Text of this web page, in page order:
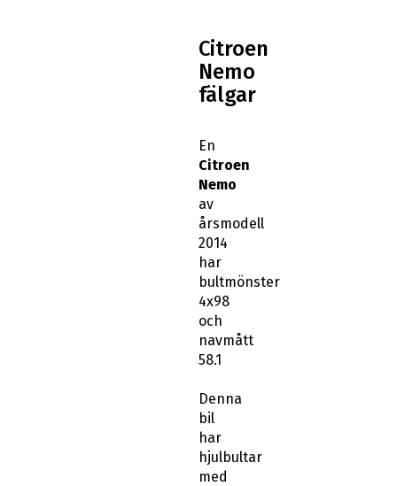
Citroen
Nemo
fälgar
En
Citroen
Nemo
av
årsmodell
2014
har
bultmönster
4x98
och
navmått
58.1
Denna
bil
har
hjulbultar
med